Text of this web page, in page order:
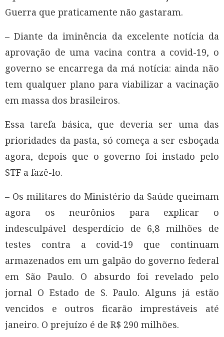
Guerra que praticamente não gastaram.
– Diante da iminência da excelente notícia da
aprovação de uma vacina contra a covid-19, o
governo se encarrega da má notícia: ainda não
tem qualquer plano para viabilizar a vacinação
em massa dos brasileiros.
Essa tarefa básica, que deveria ser uma das
prioridades da pasta, só começa a ser esboçada
agora, depois que o governo foi instado pelo
STF a fazê-lo.
– Os militares do Ministério da Saúde queimam
agora os neurônios para explicar o
indesculpável desperdício de 6,8 milhões de
testes contra a covid-19 que continuam
armazenados em um galpão do governo federal
em São Paulo. O absurdo foi revelado pelo
jornal O Estado de S. Paulo. Alguns já estão
vencidos e outros ficarão imprestáveis até
janeiro. O prejuízo é de R$ 290 milhões.